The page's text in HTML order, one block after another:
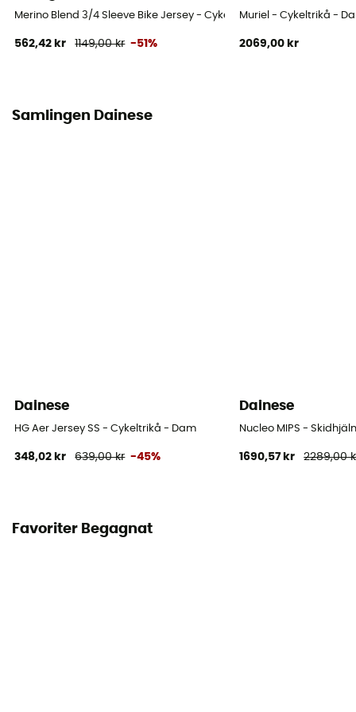
Merino Blend 3/4 Sleeve Bike Jersey - Cykeltrikå - Dam
562,42 kr 1149,00 kr -51%
Muriel - Cykeltrikå -
2069,00 kr
Samlingen Dainese
Dainese
HG Aer Jersey SS - Cykeltrikå - Dam
348,02 kr 639,00 kr -45%
Dainese
Nucleo MIPS -
1690,57 kr 2289,00
Favoriter Begagnat